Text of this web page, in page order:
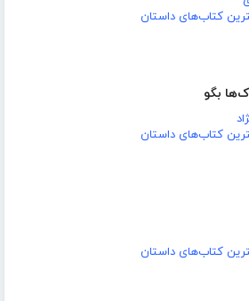
کتاب‌های داستان
بگو
کتاب‌های داستان
کتاب‌های داستان